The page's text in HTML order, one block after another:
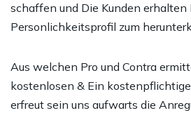
schaffen und Die Kunden erhalten
Personlichkeitsprofil zum
Aus welchen Pro und Contra
kostenlosen & Ein
erfreut sein uns aufwarts die